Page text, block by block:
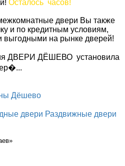
Осталось часов!
двери Вы также
и по кредитным условиям,
выгодными на рынке дверей!
ДВЕРИ ДЁШЕВО установила
Дёшево
двери Раздвижные двери